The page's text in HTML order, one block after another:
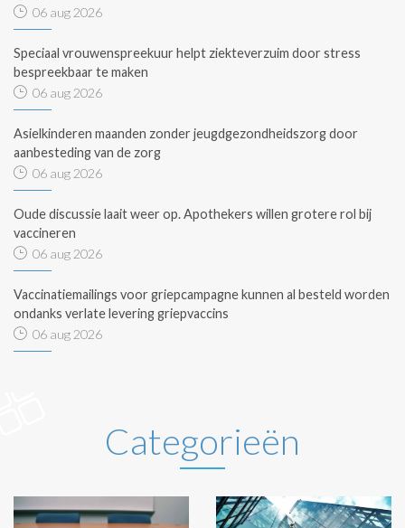
06 aug 2026
Speciaal vrouwenspreekuur helpt ziekteverzuim door stress
bespreekbaar te maken
06 aug 2026
Asielkinderen maanden zonder jeugdgezondheidszorg door
aanbesteding van de zorg
06 aug 2026
Oude discussie laait weer op. Apothekers willen grotere rol bij
vaccineren
06 aug 2026
Vaccinatiemailings voor griepcampagne kunnen al besteld worden
ondanks verlate levering griepvaccins
06 aug 2026
Categorieën